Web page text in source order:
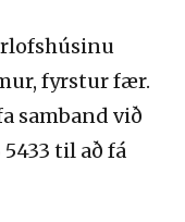
fyrstur fær.
samband við
til að fá